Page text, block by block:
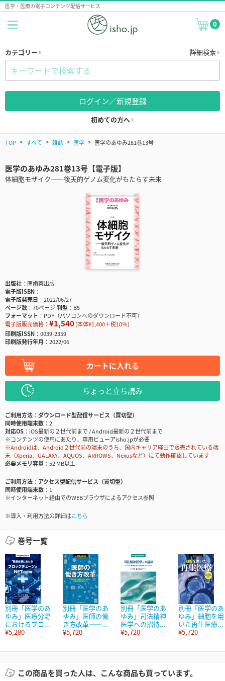
医学・医療の電子コンテンツ配信サービス
0
カテゴリー 詳細検索
ログイン／新規登録
初めての方へ
TOP すべて 雑誌 医学 医学のあゆみ281巻13号
医学のあゆみ281巻13号【電子版】
体細胞モザイク――後天的ゲノム変化がもたらす未来
出版社
医歯薬出版
電子版ISBN
電子版発売日
2022/06/27
ページ数
70ページ判型
B5
フォーマット
PDF（パソコンへのダウンロード不可）
電子版販売価格： ¥1,540(本体¥1,400＋税10％)
印刷版ISSN
0039-2359
印刷版発行年月
2022/06
カートに入れる
ちょっと立ち読み
ご利用方法
ダウンロード型配信サービス（買切型）
同時使用端末数
2
対応OS
iOS最新の２世代前まで / Android最新の２世代前まで
※コンテンツの使用にあたり、専用ビューアisho.jpが必要
※Androidは、Android２世代前の端末のうち、国内キャリア経由で販売されている端
末（Xperia、GALAXY、AQUOS、ARROWS、Nexusなど）にて動作確認しています
必要メモリ容量
52 MB以上
ご利用方法
アクセス型配信サービス（買切型）
同時使用端末数
1
※インターネット経由でのWEBブラウザによるアクセス参照
※導入・利用方法の詳細はこちら
巻号一覧
別冊「医学のあ
ゆみ」医療分野
におけるブロ...
¥5,280
別冊「医学のあ
ゆみ」医師の働
き方改革――...
¥5,720
別冊「医学のあ
ゆみ」司法精神
医学への招待...
¥5,720
別冊「医学のあ
ゆみ」細胞を用
いた再生医療...
¥5,720
この商品を買った人は、こんな商品も買っています。